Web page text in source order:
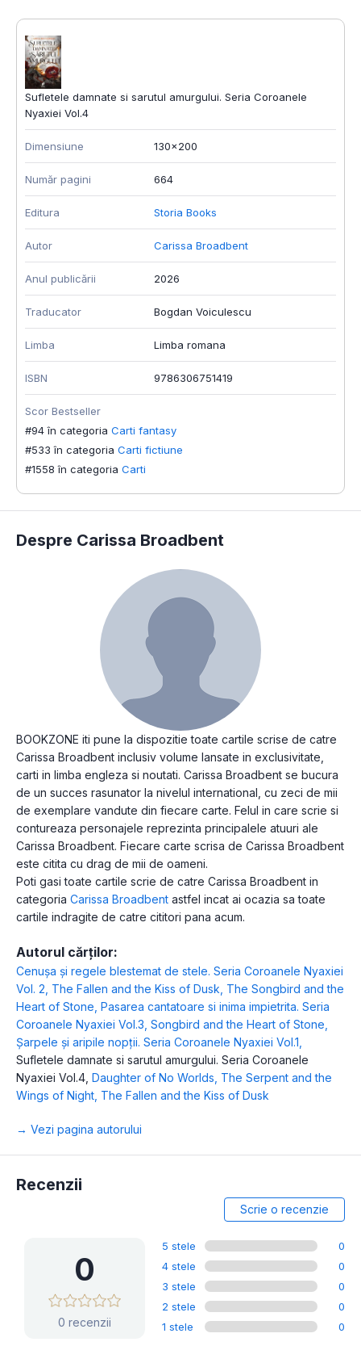
Sufletele damnate si sarutul amurgului. Seria Coroanele
Nyaxiei Vol.4
Dimensiune 130x200
Număr pagini 664
Editura Storia Books
Autor Carissa Broadbent
Anul publicării 2026
Traducator Bogdan Voiculescu
Limba Limba romana
ISBN 9786306751419
Scor Bestseller
#94 în categoria Carti fantasy
#533 în categoria Carti fictiune
#1558 în categoria Carti
Despre Carissa Broadbent
BOOKZONE iti pune la dispozitie toate cartile scrise de catre
Carissa Broadbent inclusiv volume lansate in exclusivitate,
carti in limba engleza si noutati. Carissa Broadbent se bucura
de un succes rasunator la nivelul international, cu zeci de mii
de exemplare vandute din fiecare carte. Felul in care scrie si
contureaza personajele reprezinta principalele atuuri ale
Carissa Broadbent. Fiecare carte scrisa de Carissa Broadbent
este citita cu drag de mii de oameni.
Poti gasi toate cartile scrie de catre Carissa Broadbent in
categoria Carissa Broadbent astfel incat ai ocazia sa toate
cartile indragite de catre cititori pana acum.
Autorul cărților:
Cenușa și regele blestemat de stele. Seria Coroanele Nyaxiei
Vol. 2 The Fallen and the Kiss of Dusk The Songbird and the
Heart of Stone Pasarea cantatoare si inima impietrita. Seria
Coroanele Nyaxiei Vol.3 Songbird and the Heart of Stone
Șarpele și aripile nopții. Seria Coroanele Nyaxiei Vol.1
Sufletele damnate si sarutul amurgului. Seria Coroanele
Nyaxiei Vol.4 Daughter of No Worlds The Serpent and the
Wings of Night The Fallen and the Kiss of Dusk
→ Vezi pagina autorului
Recenzii
Scrie o recenzie
0
0 recenzii
5 stele
0
4 stele
0
3 stele
0
2 stele
0
1 stele
0